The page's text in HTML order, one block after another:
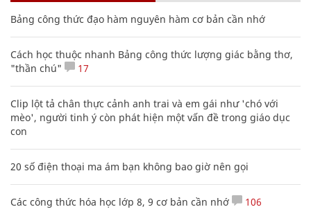
Bảng công thức đạo hàm nguyên hàm cơ bản cần nhớ
Cách học thuộc nhanh Bảng công thức lượng giác bằng thơ,
"thần chú"
17
Clip lột tả chân thực cảnh anh trai và em gái như 'chó với
mèo', người tinh ý còn phát hiện một vấn đề trong giáo dục
con
20 số điện thoại ma ám bạn không bao giờ nên gọi
Các công thức hóa học lớp 8, 9 cơ bản cần nhớ 106